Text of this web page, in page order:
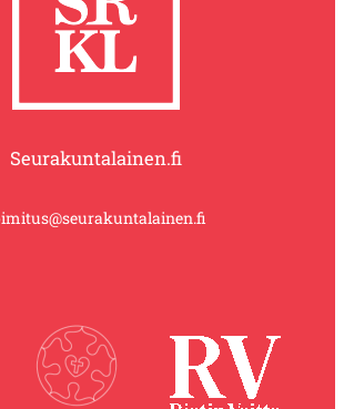
Seurakuntalainen.fi